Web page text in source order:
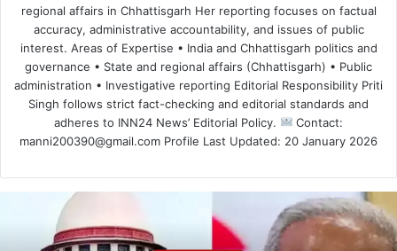
regional affairs in Chhattisgarh Her reporting focuses on factual
accuracy, administrative accountability, and issues of public
interest. Areas of Expertise • India and Chhattisgarh politics and
governance • State and regional affairs (Chhattisgarh) • Public
administration • Investigative reporting Editorial Responsibility Priti
Singh follows strict fact-checking and editorial standards and
adheres to INN24 News’ Editorial Policy.
Contact:
manni200390@gmail.com Profile Last Updated: 20 January 2026